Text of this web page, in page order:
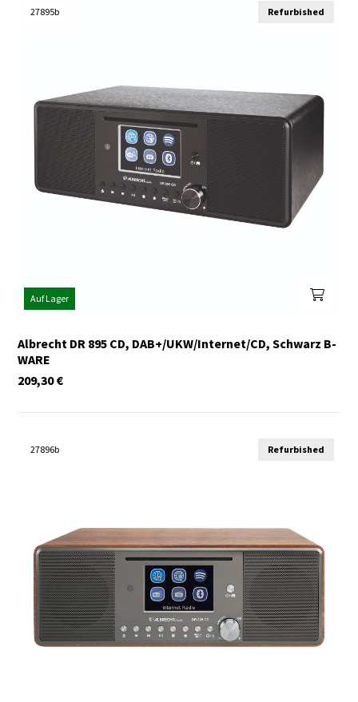
Refurbished
27895b
Auf Lager
Albrecht DR 895 CD, DAB+/UKW/Internet/CD, Schwarz B-
WARE
€
209,30
Refurbished
27896b